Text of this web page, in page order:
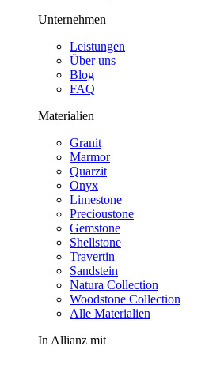
Unternehmen
Leistungen
Über uns
Blog
FAQ
Materialien
Granit
Marmor
Quarzit
Onyx
Limestone
Precioustone
Gemstone
Shellstone
Travertin
Sandstein
Natura Collection
Woodstone Collection
Alle Materialien
In Allianz mit